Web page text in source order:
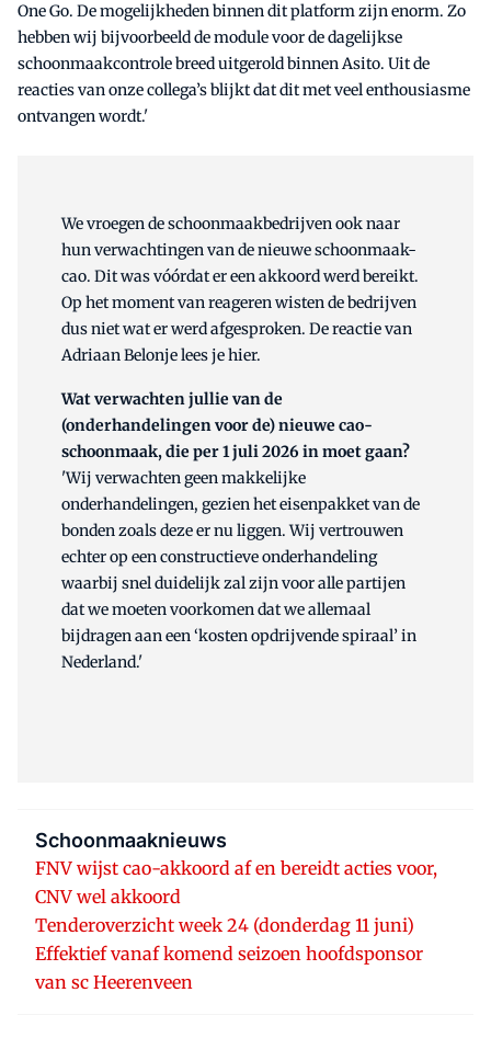
One Go. De mogelijkheden binnen dit platform zijn enorm. Zo
hebben wij bijvoorbeeld de module voor de dagelijkse
schoonmaakcontrole breed uitgerold binnen Asito. Uit de
reacties van onze collega’s blijkt dat dit met veel enthousiasme
ontvangen wordt.'
We vroegen de schoonmaakbedrijven ook naar
hun verwachtingen van de nieuwe schoonmaak-
cao. Dit was vóórdat er een akkoord werd bereikt.
Op het moment van reageren wisten de bedrijven
dus niet wat er werd afgesproken. De reactie van
Adriaan Belonje lees je hier.
Wat verwachten jullie van de
(onderhandelingen voor de) nieuwe cao-
schoonmaak, die per 1 juli 2026 in moet gaan?
'Wij verwachten geen makkelijke
onderhandelingen, gezien het eisenpakket van de
bonden zoals deze er nu liggen. Wij vertrouwen
echter op een constructieve onderhandeling
waarbij snel duidelijk zal zijn voor alle partijen
dat we moeten voorkomen dat we allemaal
bijdragen aan een ‘kosten opdrijvende spiraal’ in
Nederland.'
Schoonmaaknieuws
FNV wijst cao-akkoord af en bereidt acties voor,
CNV wel akkoord
Tenderoverzicht week 24 (donderdag 11 juni)
Effektief vanaf komend seizoen hoofdsponsor
van sc Heerenveen